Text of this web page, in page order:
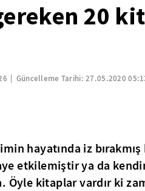
20
Güncelleme Tarihi:27.05.2020
hayatında iz
etkilemiştir ya da
kitaplar vardır ki